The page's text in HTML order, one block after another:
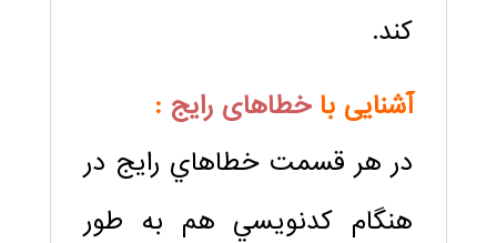
كند.
آشنایی باخطاهای رایج :
در هر قسمت خطاهاي رايج در
هنگام كدنويسي هم به طور